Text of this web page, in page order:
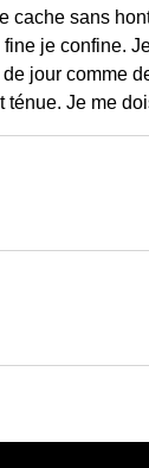
cache sans
je confine.
jour comme
Je me